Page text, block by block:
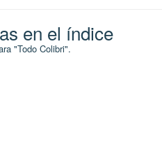
en el índice
"Todo Colibri".